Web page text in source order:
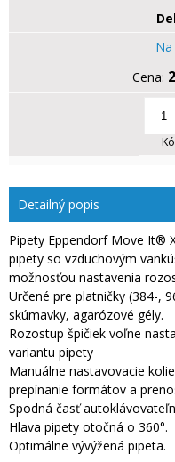
Detailný popis
Pipety Eppendorf Move It®
pipety so vzduchovým
možnosťou nastavenia
Určené pre platničky (384-,
skúmavky, agarózové gély.
Rozostup špičiek voľne
variantu pipety
Manuálne nastavovacie
prepínanie formátov a
Spodná časť
Hlava pipety otočná o 360°.
Optimálne vývýžená pipeta.